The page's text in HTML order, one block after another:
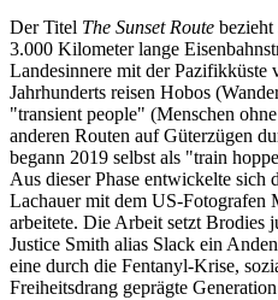
Der Titel The Sunset Route
3.000 Kilometer lange
Landesinnere mit der Pazifikküste
Jahrhunderts reisen Hobos
"transient people" (Menschen
anderen Routen auf Güterzügen
begann 2019 selbst als "train
Aus dieser Phase entwickelte sich
Lachauer mit dem US-
arbeitete. Die Arbeit setzt Brodies
Justice Smith alias Slack ein
eine durch die Fentanyl-Krise,
Freiheitsdrang geprägte